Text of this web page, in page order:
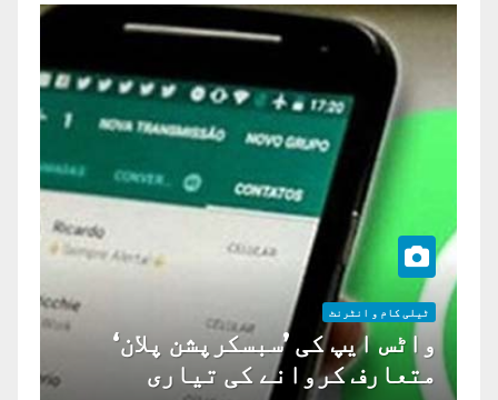
ٹیلی کام و انٹرنٹ
واٹس ایپ کی ’سبسکرپشن پلان‘
متعارف کروانے کی تیاری